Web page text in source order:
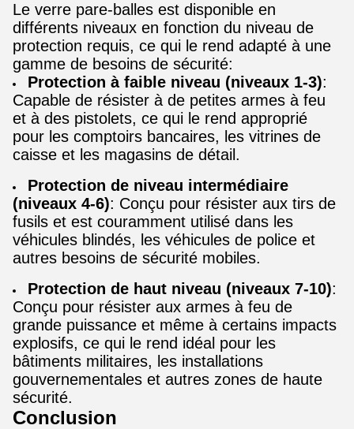
Le verre pare-balles est disponible en
différents niveaux en fonction du niveau de
protection requis, ce qui le rend adapté à une
gamme de besoins de sécurité:
Protection à faible niveau (niveaux 1-3):
Capable de résister à de petites armes à feu
et à des pistolets, ce qui le rend approprié
pour les comptoirs bancaires, les vitrines de
caisse et les magasins de détail.
Protection de niveau intermédiaire
(niveaux 4-6): Conçu pour résister aux tirs de
fusils et est couramment utilisé dans les
véhicules blindés, les véhicules de police et
autres besoins de sécurité mobiles.
Protection de haut niveau (niveaux 7-10):
Conçu pour résister aux armes à feu de
grande puissance et même à certains impacts
explosifs, ce qui le rend idéal pour les
bâtiments militaires, les installations
gouvernementales et autres zones de haute
sécurité.
Conclusion